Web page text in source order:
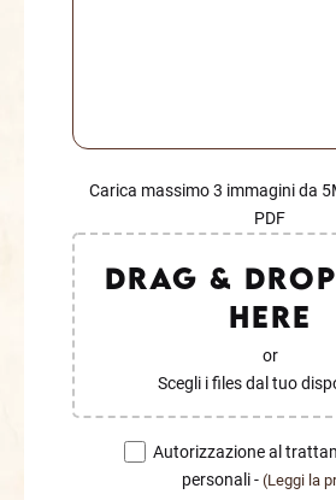
Carica massimo 3 immagini da
PDF
Drag &
Here
or
Scegli i files dal tuo
Autorizzazione al
personali - (Leggi la